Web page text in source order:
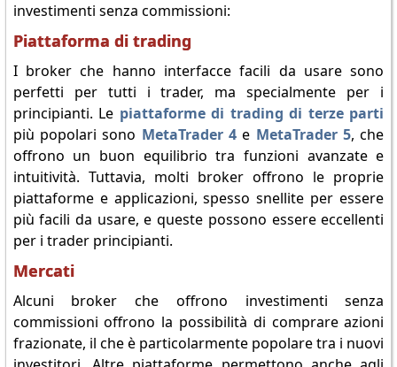
investimenti senza commissioni:
Piattaforma di trading
I broker che hanno interfacce facili da usare sono
perfetti per tutti i trader, ma specialmente per i
principianti. Le piattaforme di trading di terze parti
più popolari sono MetaTrader 4 e MetaTrader 5, che
offrono un buon equilibrio tra funzioni avanzate e
intuitività. Tuttavia, molti broker offrono le proprie
piattaforme e applicazioni, spesso snellite per essere
più facili da usare, e queste possono essere eccellenti
per i trader principianti.
Mercati
Alcuni broker che offrono investimenti senza
commissioni offrono la possibilità di comprare azioni
frazionate, il che è particolarmente popolare tra i nuovi